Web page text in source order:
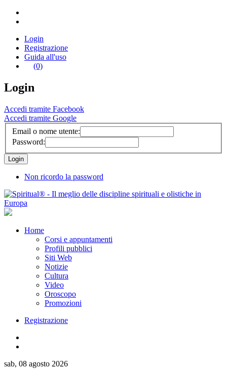
Login
Registrazione
Guida all'uso
(0)
Login
Accedi tramite Facebook
Accedi tramite Google
Email o nome utente:
Password:
Non ricordo la password
Home
Corsi e appuntamenti
Profili pubblici
Siti Web
Notizie
Cultura
Video
Oroscopo
Promozioni
Registrazione
sab, 08 agosto 2026